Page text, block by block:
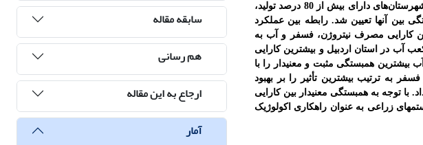
استان‌ها و شهرستان­های با بیش از هشتاد درصد تولید سیب­زمینی در کشور طی سال­های 99-1390 تعیین و در هر استان نیز شهرستان‌های دارای بیش از 80 درصد تولید،
بین آنها تعیین شد. رابطه بین عملکرد
کارایی مصرف نیتروژن، فسفر و آب به
کیلوگرم غده بر کیلوگرم فسفر و 7/15 کیلوگرم غده بر مترمکعب آب در استان اردبیل و بیشترین کارایی
و آب بیشترین همبستگی مثبت و معنی­دار را با
به ترتیب بیشترین ‌تأثیر را بر بهبود
با توجه به همبستگی معنی­دار بین کارایی
زراعی به عنوان راهکاری اکولوژیک
سابقه مقاله
هم رسانی
ارجاع به این مقاله
آمار